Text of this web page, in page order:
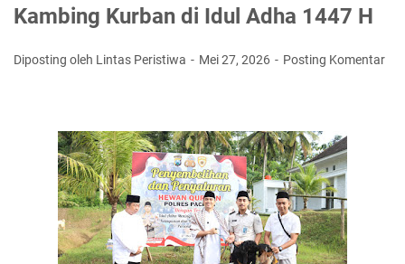
Kambing Kurban di Idul Adha 1447 H
Diposting oleh Lintas Peristiwa Mei 27, 2026 Posting Komentar